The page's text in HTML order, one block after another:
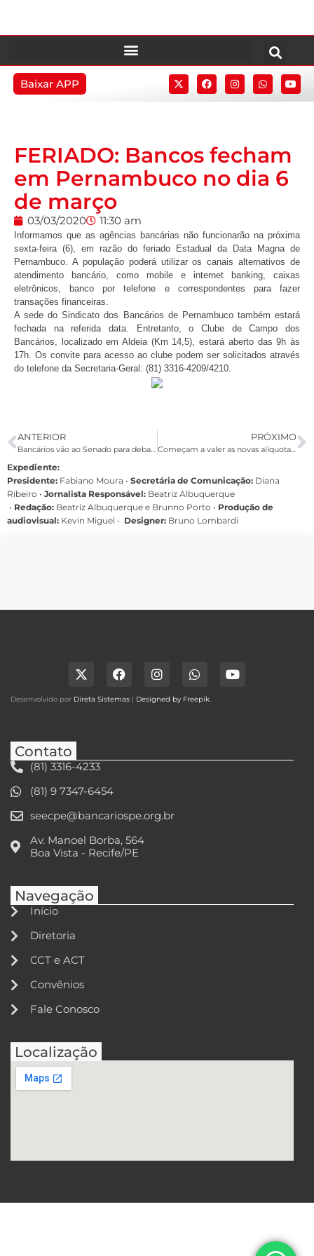
Baixar APP
FERIADO: Bancos fecham
em Pernambuco no dia 6
de março
03/03/2020 11:30 am
Informamos que as agências bancárias não funcionarão na próxima
sexta-feira (6), em razão do feriado Estadual da Data Magna de
Pernambuco. A população poderá utilizar os canais alternativos de
atendimento bancário, como mobile e internet banking, caixas
eletrônicos, banco por telefone e correspondentes para fazer
transações financeiras.
A sede do Sindicato dos Bancários de Pernambuco também estará
fechada na referida data. Entretanto, o Clube de Campo dos
Bancários, localizado em Aldeia (Km 14,5), estará aberto das 9h às
17h. Os convite para acesso ao clube podem ser solicitados através
do telefone da Secretaria-Geral: (81) 3316-4209/4210.
ANTERIOR
Bancários vão ao Senado para debater MP 905
PRÓXIMO
Começam a valer as novas alíquotas do INSS. Entenda o que muda
Expediente:
Presidente: Fabiano Moura • Secretária de Comunicação: Diana
Ribeiro • Jornalista Responsável: Beatriz Albuquerque
• Redação: Beatriz Albuquerque e Brunno Porto • Produção de
audiovisual: Kevin Miguel • Designer: Bruno Lombardi
Desenvolvido por Direta Sistemas | Designed by Freepik.
Contato
(81) 3316-4233
(81) 9 7347-6454
seecpe@bancariospe.org.br
Av. Manoel Borba, 564
Boa Vista - Recife/PE
Navegação
Início
Diretoria
CCT e ACT
Convênios
Fale Conosco
Localização